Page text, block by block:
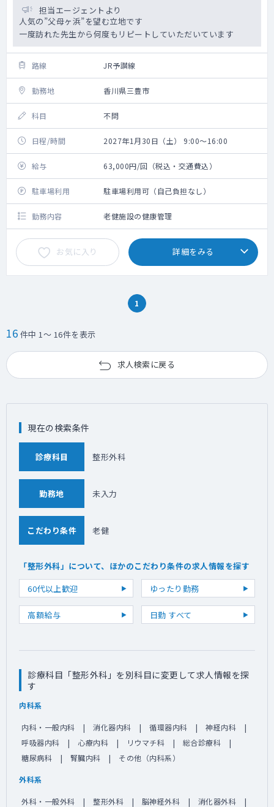
担当エージェントより
人気の”父母ヶ浜”を望む立地です
一度訪れた先生から何度もリピートしていただいています
路線 JR予讃線
勤務地 香川県三豊市
科目 不問
日程/時間 2027年1月30日（土） 9:00～16:00
給与 63,000円/回（税込・交通費込）
駐車場利用 駐車場利用可（自己負担なし）
勤務内容 老健施設の健康管理
お気に入り 詳細をみる
1
16 件中 1～ 16件を表示
求人検索に戻る
現在の検索条件
診療科目 整形外科
勤務地 未入力
こだわり条件 老健
「整形外科」について、ほかのこだわり条件の求人情報を探す
60代以上歓迎
ゆったり勤務
高額給与 日勤 すべて
診療科目「整形外科」を別科目に変更して求人情報を探
す
内科系
内科・一般内科 消化器内科 循環器内科
神経内科
呼吸器内科
心療内科 リウマチ科
総合診療科
糖尿病科
腎臓内科 その他（内科系）
外科系
外科・一般外科 整形外科 脳神経外科
消化器外科